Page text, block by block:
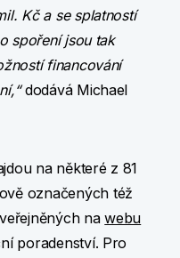
Kč a se splatností
spoření jsou tak
financování
dodává Michael
na některé z 81
označených též
nawebu
poradenství. Pro